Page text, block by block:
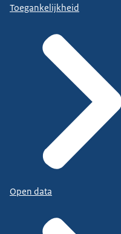
Toegankelijkheid
Open data